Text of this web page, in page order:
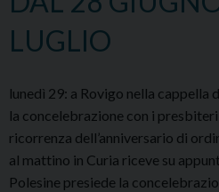
LUGLIO
lunedì 29: a Rovigo nella cappella
la concelebrazione con i
ricorrenza dell’anniversario di
al mattino in Curia riceve su
Polesine presiede la